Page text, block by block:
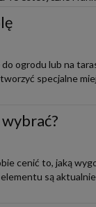
ogrodu lub na
specjalne
cenić to, jaką
są